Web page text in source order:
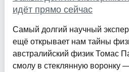
идёт прямо сейчас
Самый долгий научный
ещё открывает нам тайны
австралийский физик Томас
смолу в стеклянную воронку